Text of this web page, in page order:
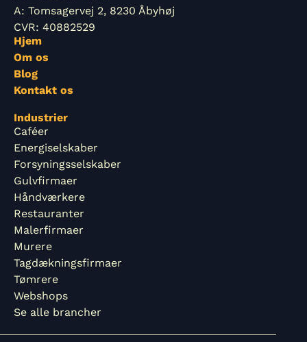
A: Tomsagervej 2, 8230 Åbyhøj
CVR: 40882529
Hjem
Om os
Blog
Kontakt os
Industrier
Caféer
Energiselskaber
Forsyningsselskaber
Gulvfirmaer
Håndværkere
Restauranter
Malerfirmaer
Murere
Tagdækningsfirmaer
Tømrere
Webshops
Se alle brancher